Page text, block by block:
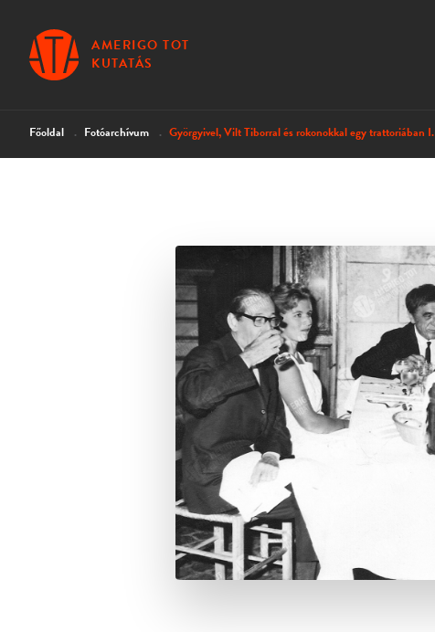
AMERIGO TOT
KUTATÁS
Főoldal Fotóarchívum Györgyivel, Vilt Tiborral és rokonokkal egy trattoriában I.